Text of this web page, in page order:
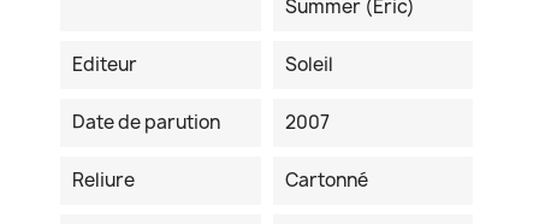
Summer (Éric)
Editeur Soleil
Date de parution 2007
Reliure Cartonné